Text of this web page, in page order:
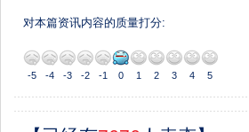
对本篇资讯内容的质量打分:
-5 -4 -3 -2 -1 0 1 2 3 4 5